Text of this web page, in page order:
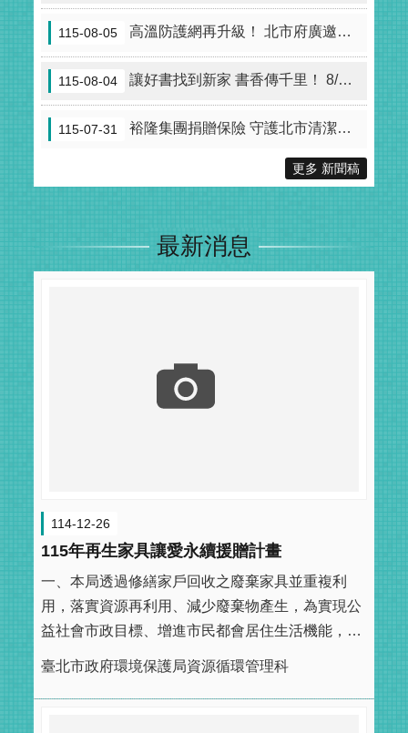
115-08-05 高溫防護網再升級！ 北市府廣邀民間打造「城市綠洲」
115-08-04 讓好書找到新家 書香傳千里！ 8/12-8/13市府『延續智慧 書香傳愛』兌書活動開跑
115-07-31 裕隆集團捐贈保險 守護北市清潔隊臨時工 強化第一線人員職災保障與執勤安全
更多 新聞稿
最新消息
114-12-26
115年再生家具讓愛永續援贈計畫
一、本局透過修繕家戶回收之廢棄家具並重複利
用，落實資源再利用、減少廢棄物產生，為實現公
益社會市政目標、增進市民都會居住生活機能，凡
符合下列申請資格者，請備齊相關申請文件，向臺
員會、臺北市政府社會局、臺北市各行政區公所及
臺北市政府環境保護局資源循環管理科